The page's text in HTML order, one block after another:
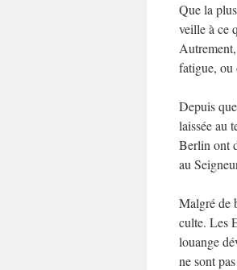
Que la
veille à ce
fatigue, ou
Depuis
laissée au
Berlin ont
au
Malgré de
culte. Les
louange
ne sont